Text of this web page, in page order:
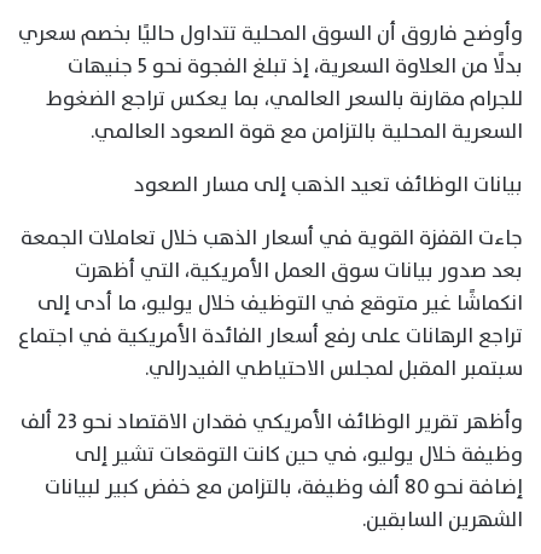
وأوضح فاروق أن السوق المحلية تتداول حاليًا بخصم سعري
بدلًا من العلاوة السعرية، إذ تبلغ الفجوة نحو 5 جنيهات
للجرام مقارنة بالسعر العالمي، بما يعكس تراجع الضغوط
السعرية المحلية بالتزامن مع قوة الصعود العالمي.
بيانات الوظائف تعيد الذهب إلى مسار الصعود
جاءت القفزة القوية في أسعار الذهب خلال تعاملات الجمعة
بعد صدور بيانات سوق العمل الأمريكية، التي أظهرت
انكماشًا غير متوقع في التوظيف خلال يوليو، ما أدى إلى
تراجع الرهانات على رفع أسعار الفائدة الأمريكية في اجتماع
سبتمبر المقبل لمجلس الاحتياطي الفيدرالي.
وأظهر تقرير الوظائف الأمريكي فقدان الاقتصاد نحو 23 ألف
وظيفة خلال يوليو، في حين كانت التوقعات تشير إلى
إضافة نحو 80 ألف وظيفة، بالتزامن مع خفض كبير لبيانات
الشهرين السابقين.